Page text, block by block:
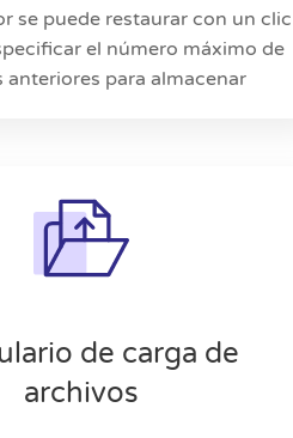
se puede restaurar con un clic
el número máximo de
anteriores para almacenar
de carga de
archivos